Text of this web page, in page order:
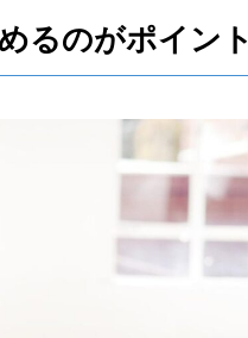
るのがポイント